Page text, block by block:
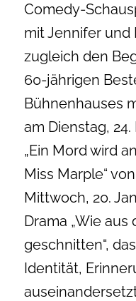
Comedy-
mit Jennifer und
zugleich den
60-jährigen
Bühnenhauses
am Dienstag,
„Ein Mord wird
Miss Marple“
Mittwoch, 20.
Drama „Wie aus
geschnitten“,
Identität,